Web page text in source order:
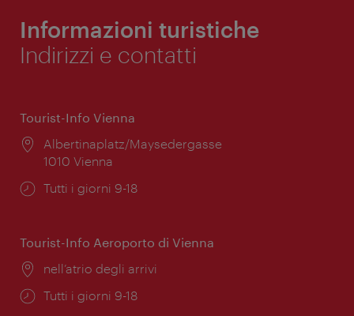
Informazioni turistiche
Indirizzi e contatti
Tourist-Info Vienna
Posizione:
Albertinaplatz/Maysedergasse
1010 Vienna
Orari
Tutti i giorni 9-18
Tourist-Info Aeroporto di Vienna
Posizione:
nell’atrio degli arrivi
Orari
Tutti i giorni 9-18